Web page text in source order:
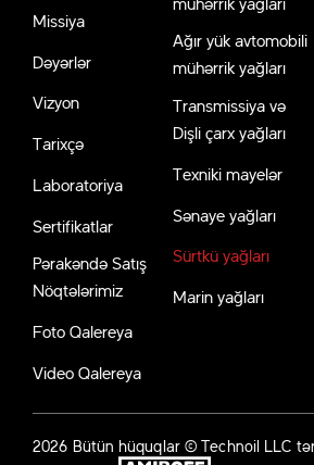
Missiya
Dəyərlər
Vizyon
Tarixçə
Laboratoriya
Sertifikatlar
Pərakəndə Satış
Nöqtələrimiz
Foto Qalereya
Video Qalereya
Ağır yük avtomobili
mühərrik yağları
Transmissiya və
Dişli çarx yağları
Texniki mayelər
Sənaye yağları
Sürtkü yağları
Marin yağları
2026 Bütün hüquqlar © Technoil LLC